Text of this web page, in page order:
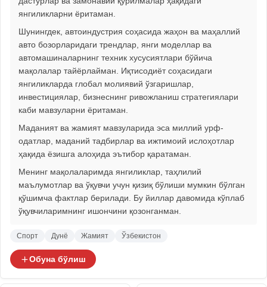
янгиликларни ёритаман.
Шунингдек, автоиндустрия соҳасида жаҳон ва маҳаллий
авто бозорларидаги трендлар, янги моделлар ва
автомашиналарнинг техник хусусиятлари бўйича
мақолалар тайёрлайман. Иқтисодиёт соҳасидаги
янгиликларда глобал молиявий ўзгаришлар,
инвестициялар, бизнеснинг ривожланиш стратегиялари
каби мавзуларни ёритаман.
Маданият ва жамият мавзуларида эса миллий урф-
одатлар, маданий тадбирлар ва ижтимоий ислоҳотлар
ҳақида ёзишга алоҳида эътибор қаратаман.
Менинг мақолаларимда янгиликлар, таҳлилий
маълумотлар ва ўқувчи учун қизиқ бўлиши мумкин бўлган
қўшимча фактлар берилади. Бу йиллар давомида кўплаб
ўқувчиларимнинг ишончини қозонганман.
Спорт Дунё Жамият Ўзбекистон
Обуна бўлиш